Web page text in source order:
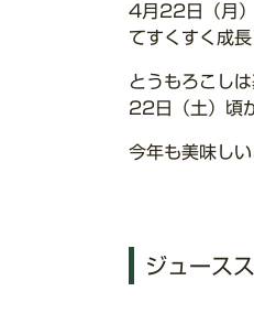
4月22日（月
てすくすく成長
とうもろこし
22日（土）頃
今年も美味し
ジュース